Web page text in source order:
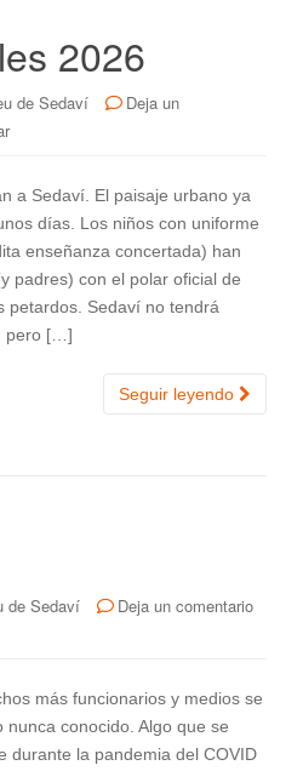
2026
de Sedaví
Deja un
a Sedaví. El paisaje urbano ya
días. Los niños con uniforme
enseñanza concertada) han
padres) con el polar oficial de
petardos. Sedaví no tendrá
pero […]
Seguir leyendo
de Sedaví
Deja un comentario
más funcionarios y medios se
conocido. Algo que se
durante la pandemia del COVID